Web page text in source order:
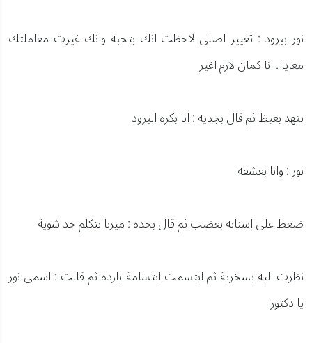
نور ببرود : تغيير اصلى لاحظت انك بتحبه وانك غيرت معاملتك
معايا . انا كمان لازم اغير
تنهد بغيظ ثم قال بجديه : انا بكره البرود
نور : وانا بعشقه
ضغط على اسنانه بغضب ثم قال بحده : ميرنا نتكلم جد شوية
نظرت اليه بسخرية ثم ابتسمت ابتسامة بارده ثم قالت : اسمى نور
يا دكتور